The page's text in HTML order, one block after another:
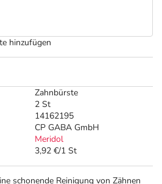
Zahnbürste
2 St
14162195
CP GABA GmbH
Meridol
3,92 €/1 St
hinzufügen
schonende Reinigung von Zähnen